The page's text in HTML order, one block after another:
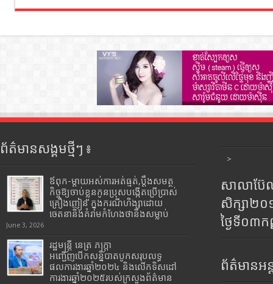
ព័ត៌មានសង្គមថ្មីៗ ៖
ឪពុក-ម្ដាយអស់ការអត់ធ្មត់,ប្ដឹងសមត្ថ
កិច្ចឱ្យចាប់ខ្លួនកូនប្រុសបង្កើតប្រើប្រាស់
គ្រឿងញៀន ក្នុងករណីហិង្សាដោយ
ចេតនានិងគំរាមកំហែងថានឹងសម្លាប់
June 3, 2026
រដ្ឋមន្រ្តី​ នេត្រ​ ភក្ត្រា​
អញ្ជើញបើកសន្និបាតបូកសរុបលទ្ធ
ផលការងារឆ្នាំ២០២៤ និងលើកទិសដៅ
ការងារឆ្នាំ២០២៥របស់​ក្រសួង​ព័ត៌មាន​
>
សាលាប៊ែ
សិក្សា២
ថ្ងៃទី០៣
ព័ត៌មានអន្